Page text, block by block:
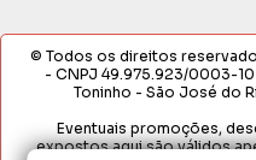
© Todos os direitos
- CNPJ 49.975.923/0003-10
Toninho - São José do
Eventuais promoções,
expostos aqui são válidos